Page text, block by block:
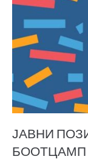
ЈАВНИ
БООТЦАМП